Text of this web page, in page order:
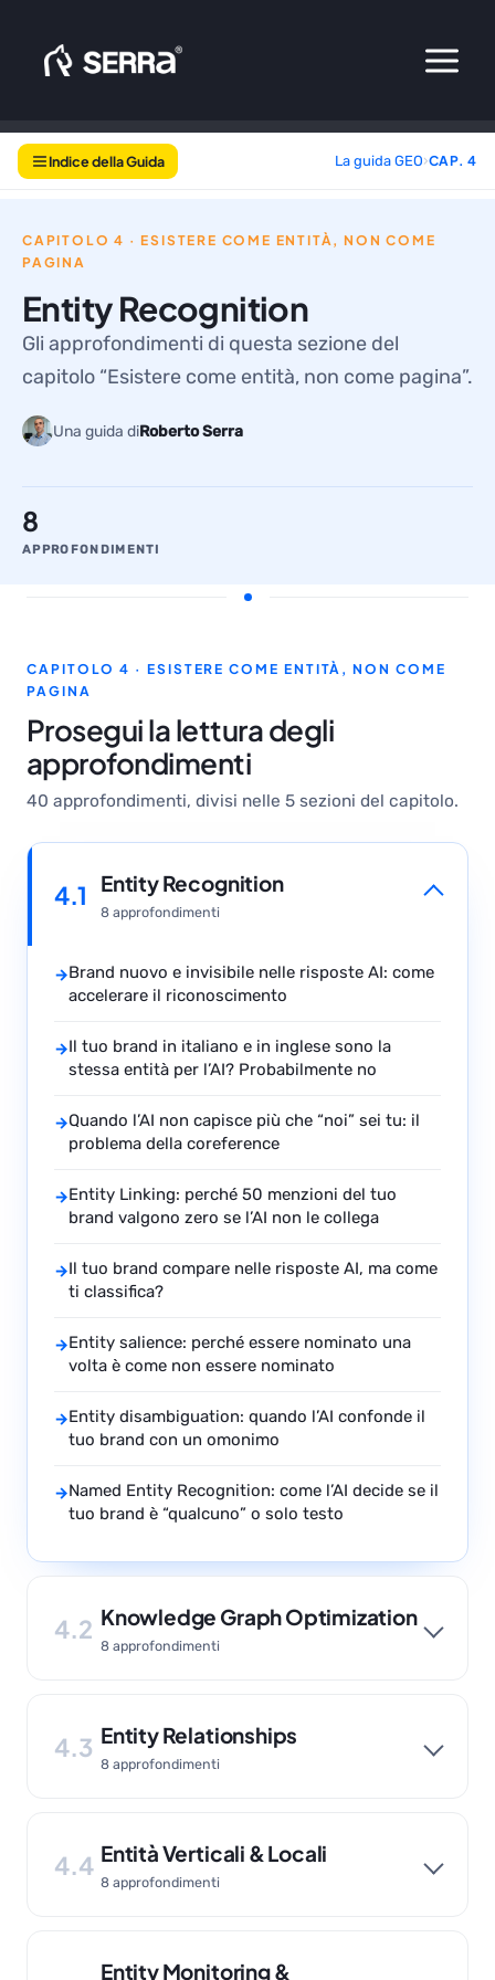
contenuto
Indice della Guida La guida GEO›CAP. 4
CAPITOLO 4 · ESISTERE COME ENTITÀ, NON COME
PAGINA
Entity Recognition
Gli approfondimenti di questa sezione del
capitolo “Esistere come entità, non come pagina”.
Una guida diRoberto Serra
8
APPROFONDIMENTI
CAPITOLO 4 · ESISTERE COME ENTITÀ, NON COME
PAGINA
Prosegui la lettura degli
approfondimenti
40 approfondimenti, divisi nelle 5 sezioni del capitolo.
4.1 Entity Recognition
8 approfondimenti
→Brand nuovo e invisibile nelle risposte AI: come
accelerare il riconoscimento
→Il tuo brand in italiano e in inglese sono la
stessa entità per l’AI? Probabilmente no
→Quando l’AI non capisce più che “noi” sei tu: il
problema della coreference
→Entity Linking: perché 50 menzioni del tuo
brand valgono zero se l’AI non le collega
→Il tuo brand compare nelle risposte AI, ma come
ti classifica?
→Entity salience: perché essere nominato una
volta è come non essere nominato
→Entity disambiguation: quando l’AI confonde il
tuo brand con un omonimo
→Named Entity Recognition: come l’AI decide se il
tuo brand è “qualcuno” o solo testo
4.2 Knowledge Graph Optimization
8 approfondimenti
4.3 Entity Relationships
8 approfondimenti
4.4 Entità Verticali & Locali
8 approfondimenti
Entity Monitoring &